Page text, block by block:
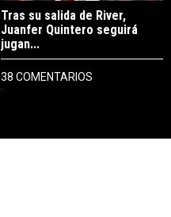
Tras su salida de River,
Juanfer Quintero seguirá
jugan...
38 COMENTARIOS